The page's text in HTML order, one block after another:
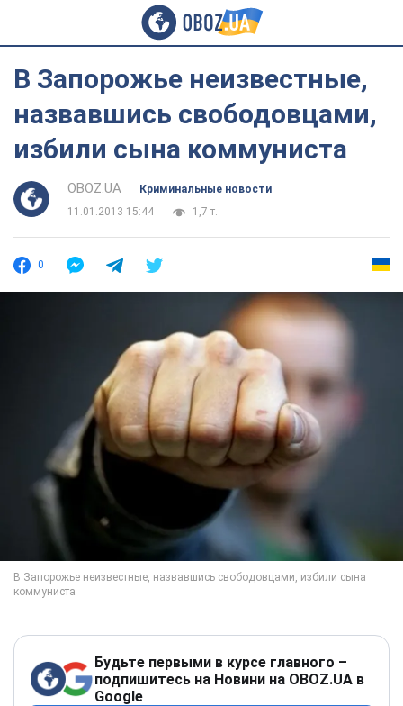
В Запорожье неизвестные,
назвавшись свободовцами,
избили сына коммуниста
OBOZ.UA
Криминальные новости
11.01.2013 15:44
1,7 т.
0
Будьте первыми в курсе главного –
подпишитесь на Новини на OBOZ.UA в
Google